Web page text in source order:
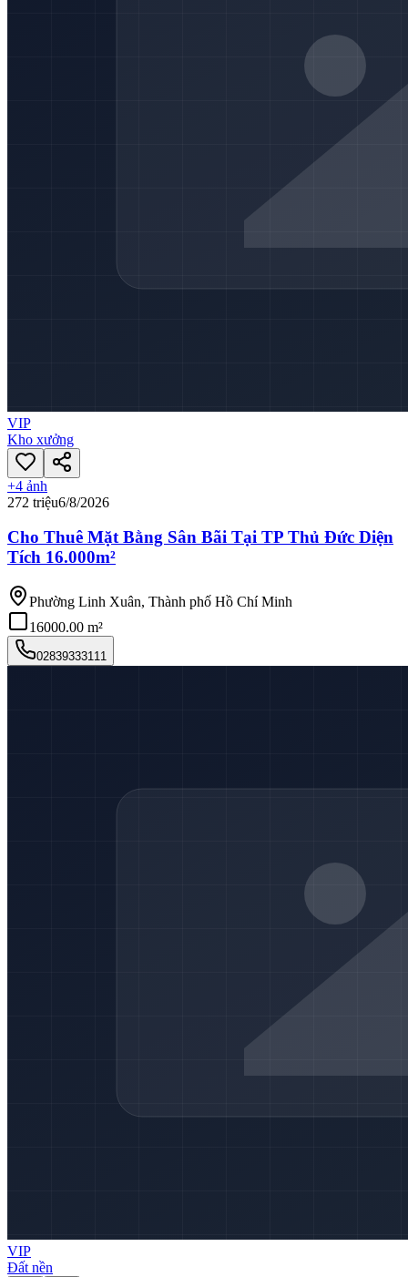
VIP
Kho xưởng
+4 ảnh
272 triệu6/8/2026
Cho Thuê Mặt Bằng Sân Bãi Tại TP Thủ Đức Diện
Tích 16.000m²
Phường Linh Xuân, Thành phố Hồ Chí Minh
16000.00 m²
02839333111
VIP
Đất nền